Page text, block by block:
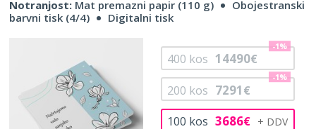
Notranjost: Mat premazni papir (110 g)
Obojestranski
barvni tisk (4/4)
Digitalni tisk
100 kos 3686€
200 kos 7291€
-1%
400 kos 14490€
-1%